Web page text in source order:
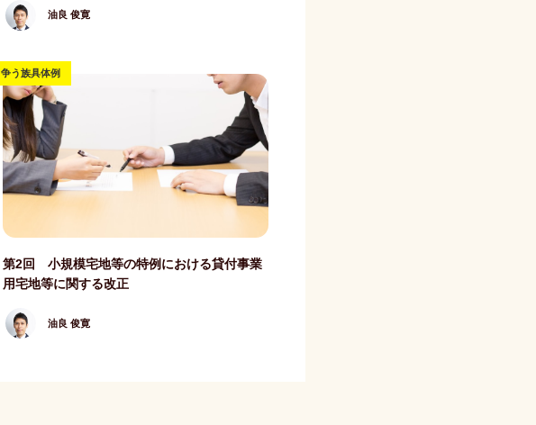
油良 俊寛
争う族具体例
第2回 小規模宅地等の特例における貸付事業
用宅地等に関する改正
油良 俊寛